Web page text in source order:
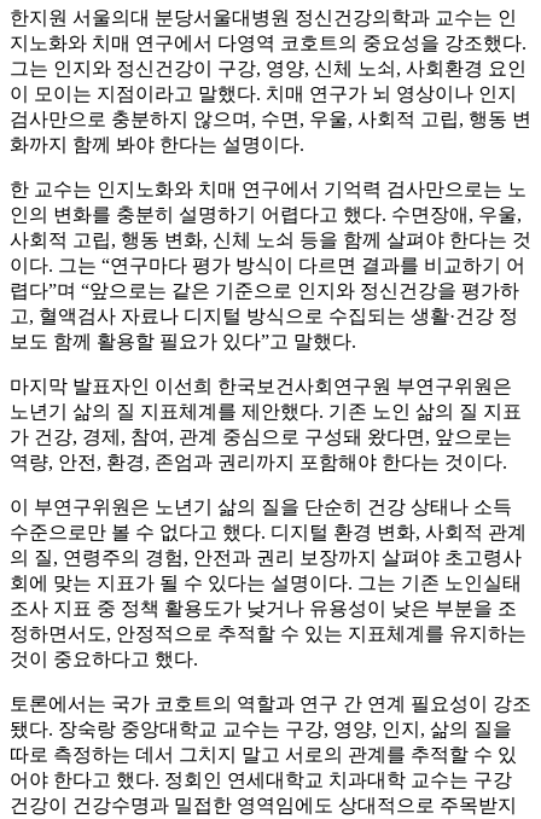
한지원 서울의대 분당서울대병원 정신건강의학과 교수는 인
지노화와 치매 연구에서 다영역 코호트의 중요성을 강조했다.
그는 인지와 정신건강이 구강, 영양, 신체 노쇠, 사회환경 요인
이 모이는 지점이라고 말했다. 치매 연구가 뇌 영상이나 인지
검사만으로 충분하지 않으며, 수면, 우울, 사회적 고립, 행동 변
화까지 함께 봐야 한다는 설명이다.
한 교수는 인지노화와 치매 연구에서 기억력 검사만으로는 노
인의 변화를 충분히 설명하기 어렵다고 했다. 수면장애, 우울,
사회적 고립, 행동 변화, 신체 노쇠 등을 함께 살펴야 한다는 것
이다. 그는 “연구마다 평가 방식이 다르면 결과를 비교하기 어
렵다”며 “앞으로는 같은 기준으로 인지와 정신건강을 평가하
고, 혈액검사 자료나 디지털 방식으로 수집되는 생활·건강 정
보도 함께 활용할 필요가 있다”고 말했다.
마지막 발표자인 이선희 한국보건사회연구원 부연구위원은
노년기 삶의 질 지표체계를 제안했다. 기존 노인 삶의 질 지표
가 건강, 경제, 참여, 관계 중심으로 구성돼 왔다면, 앞으로는
역량, 안전, 환경, 존엄과 권리까지 포함해야 한다는 것이다.
이 부연구위원은 노년기 삶의 질을 단순히 건강 상태나 소득
수준으로만 볼 수 없다고 했다. 디지털 환경 변화, 사회적 관계
의 질, 연령주의 경험, 안전과 권리 보장까지 살펴야 초고령사
회에 맞는 지표가 될 수 있다는 설명이다. 그는 기존 노인실태
조사 지표 중 정책 활용도가 낮거나 유용성이 낮은 부분을 조
정하면서도, 안정적으로 추적할 수 있는 지표체계를 유지하는
것이 중요하다고 했다.
토론에서는 국가 코호트의 역할과 연구 간 연계 필요성이 강조
됐다. 장숙랑 중앙대학교 교수는 구강, 영양, 인지, 삶의 질을
따로 측정하는 데서 그치지 말고 서로의 관계를 추적할 수 있
어야 한다고 했다. 정회인 연세대학교 치과대학 교수는 구강
건강이 건강수명과 밀접한 영역임에도 상대적으로 주목받지